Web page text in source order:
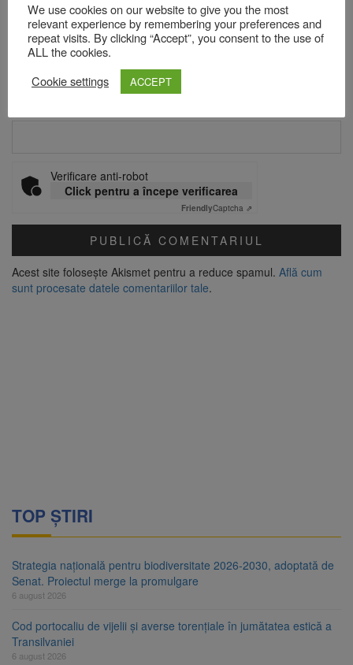
Email*
Verificare anti-robot
Click pentru a începe verificarea
FriendlyCaptcha ⇗
Acest site folosește Akismet pentru a reduce spamul. Află cum
sunt procesate datele comentariilor tale.
TOP ȘTIRI
Strategia națională pentru biodiversitate 2026-2030, adoptată de
Senat. Proiectul merge la promulgare
6 august 2026
Cod portocaliu de vijelii și averse torențiale în jumătatea estică a
Transilvaniei
6 august 2026
We use cookies on our website to give you the most
relevant experience by remembering your preferences and
repeat visits. By clicking “Accept”, you consent to the use of
ALL the cookies.
Cookie settings
ACCEPT